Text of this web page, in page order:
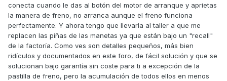
conecta cuando le das al botón del motor de arranque y aprietas
la manera de freno, no arranca aunque el freno funciona
perfectamente. Y ahora tengo que llevarla al taller a que me
replacen las piñas de las manetas ya que están bajo un "recall"
de la factoría. Como ves son detalles pequeños, más bien
ridículos y documentados en este foro, de fácil solución y que se
solucionan bajo garantía sin coste para ti a excepción de la
pastilla de freno, pero la acumulación de todos ellos en menos